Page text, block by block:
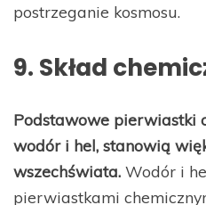
postrzeganie kosmosu.
9. Skład
Podstawowe pierwiastki
wodór i hel, stanowią
wszechświata. Wodór i
pierwiastkami